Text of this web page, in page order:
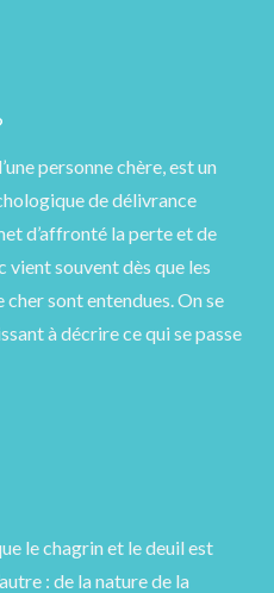
personne chère, est un
de délivrance
d’affronté la perte et de
souvent dès que les
cher sont entendues. On se
à décrire ce qui se passe
le chagrin et le deuil est
: de la nature de la